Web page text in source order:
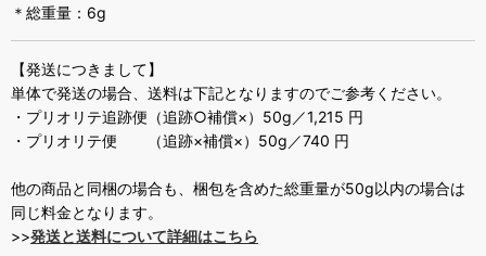
＊総重量：6g
【発送につきまして】
単体で発送の場合、送料は下記となりますのでご参考ください。
・プリオリテ追跡便（追跡○補償×）50g／1,215 円
・プリオリテ便 （追跡×補償×）50g／740 円
他の商品と同梱の場合も、梱包を含めた総重量が50g以内の場合は
同じ料金となります。
>>発送と送料について詳細はこちら